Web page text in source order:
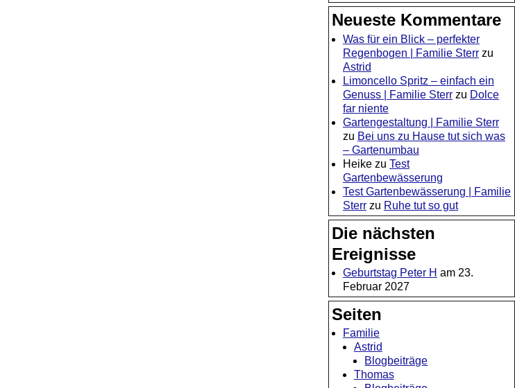
Neueste Kommentare
Was für ein Blick – perfekter
Regenbogen | Familie Sterrzu
Astrid
Limoncello Spritz – einfach ein
Genuss | Familie Sterrzu Dolce
far niente
Gartengestaltung | Familie Sterr
zu Bei uns zu Hause tut sich was
– Gartenumbau
Heikezu Test
Gartenbewässerung
Test Gartenbewässerung | Familie
Sterrzu Ruhe tut so gut
Die nächsten
Ereignisse
Geburtstag Peter H am 23.
Februar 2027
Seiten
Familie
Astrid
Blogbeiträge
Thomas